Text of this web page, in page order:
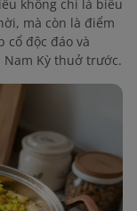
không chỉ là biểu
mà còn là điểm
cổ độc đáo và
Kỳ thuở trước.